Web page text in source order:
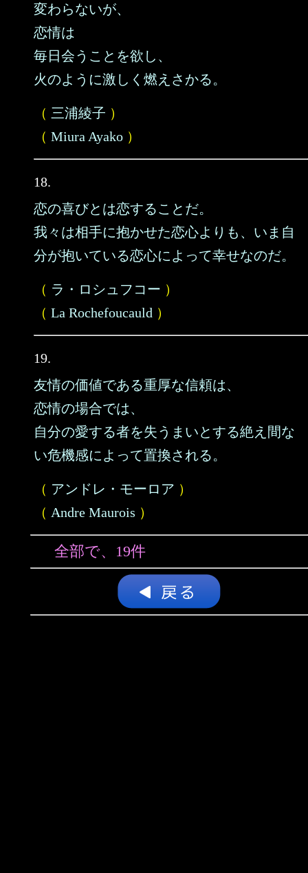
変わらないが、
恋情は
毎日会うことを欲し、
火のように激しく燃えさかる。
（ 三浦綾子 ）
（ Miura Ayako ）
18.
恋の喜びとは恋することだ。
我々は相手に抱かせた恋心よりも、いま自
分が抱いている恋心によって幸せなのだ。
（ ラ・ロシュフコー ）
（ La Rochefoucauld ）
19.
友情の価値である重厚な信頼は、
恋情の場合では、
自分の愛する者を失うまいとする絶え間な
い危機感によって置換される。
（ アンドレ・モーロア ）
（ Andre Maurois ）
全部で、19件